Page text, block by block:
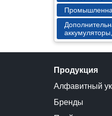
Продукция
Алфавитный
Бренды